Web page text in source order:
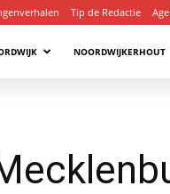
Tip de Redactie
NOORDWIJKERHOUT